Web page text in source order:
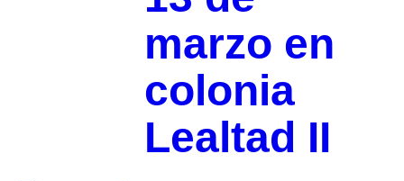
marzo en
colonia
Lealtad II